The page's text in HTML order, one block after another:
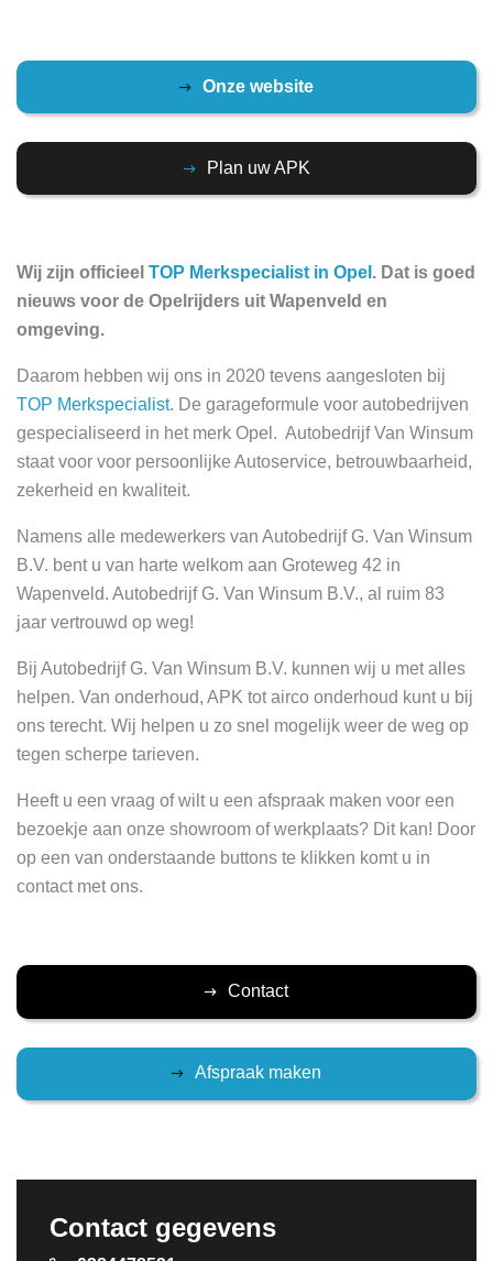
Onze website
Plan uw APK
Wij zijn officieel TOP Merkspecialist in Opel . Dat is goed
nieuws voor de Opelrijders uit Wapenveld en
omgeving.
Daarom hebben wij ons in 2020 tevens aangesloten bij
TOP Merkspecialist. De garageformule voor autobedrijven
gespecialiseerd in het merk Opel. Autobedrijf Van Winsum
staat voor voor persoonlijke Autoservice, betrouwbaarheid,
zekerheid en kwaliteit.
Namens alle medewerkers van Autobedrijf G. Van Winsum
B.V. bent u van harte welkom aan Groteweg 42 in
Wapenveld. Autobedrijf G. Van Winsum B.V., al ruim 83
jaar vertrouwd op weg!
Bij Autobedrijf G. Van Winsum B.V. kunnen wij u met alles
helpen. Van onderhoud, APK tot airco onderhoud kunt u bij
ons terecht. Wij helpen u zo snel mogelijk weer de weg op
tegen scherpe tarieven.
Heeft u een vraag of wilt u een afspraak maken voor een
bezoekje aan onze showroom of werkplaats? Dit kan! Door
op een van onderstaande buttons te klikken komt u in
contact met ons.
Contact
Afspraak maken
Contact gegevens